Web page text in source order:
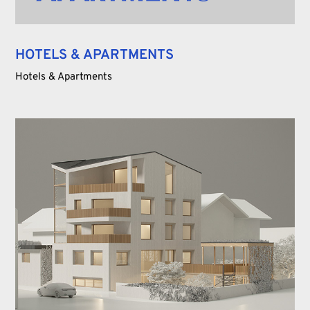
HOTELS & APARTMENTS
Hotels & Apartments